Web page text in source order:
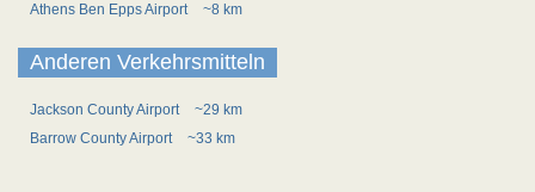
Athens Ben Epps Airport ~8 km
Anderen Verkehrsmitteln
Jackson County Airport
~29 km
Barrow County Airport
~33 km